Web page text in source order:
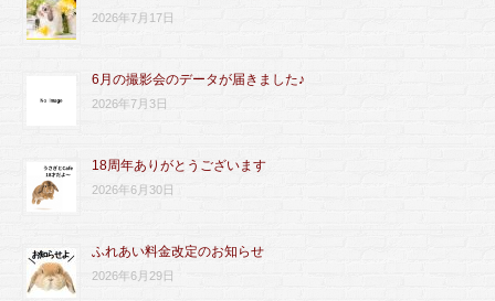
2026年7月17日
6月の撮影会のデータが届きました♪
2026年7月3日
18周年ありがとうございます
2026年6月30日
ふれあい料金改定のお知らせ
2026年6月29日